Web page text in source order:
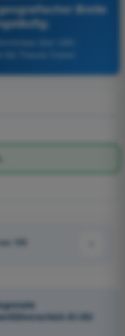
Breite
über UAS -
105
A1/A3